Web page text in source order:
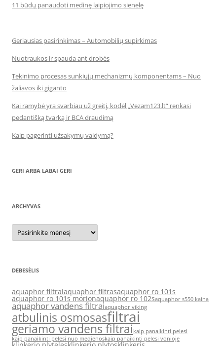
11 būdų panaudoti medinę laipiojimo sienelę
Geriausias pasirinkimas – Automobilių supirkimas
Nuotraukos ir spauda ant drobės
Tekinimo procesas sunkiųjų mechanizmų komponentams – Nuo
žaliavos iki giganto
Kai ramybė yra svarbiau už greitį, kodėl „Vezam123.lt“ renkasi
pedantišką tvarką ir BCA draudimą
Kaip pagerinti užsakymų valdymą?
GERI ARBA LABAI GERI
ARCHYVAS
Archyvas
DEBESĖLIS
aquaphor filtraiaquaphor filtrasaquaphor ro 101s
aquaphor ro 101s morionaquaphor ro 102saquaphor s550 kaina
aquaphor vandens filtraiaquaphor viking
atbulinis osmosasfiltrai
geriamo vandens filtraikaip panaikinti pelesi
kaip panaikinti pelesi nuo medienoskaip panaikinti pelesi vonioje